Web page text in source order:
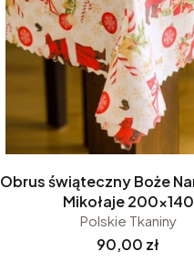
Obrus świąteczny Boże
Mikołaje 200x140
Polskie Tkaniny
Cena
90,00 zł